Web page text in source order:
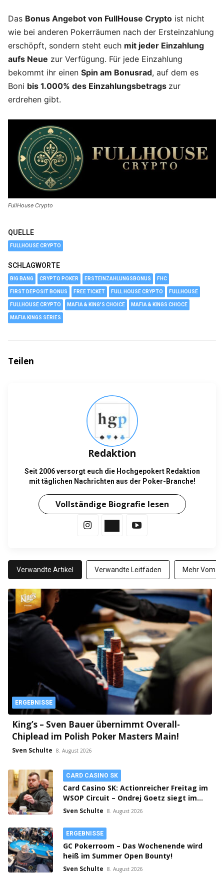
Das Bonus Angebot von FullHouse Crypto ist nicht
wie bei anderen Pokerräumen nach der Ersteinzahlung
erschöpft, sondern steht euch mit jeder Einzahlung
aufs Neue zur Verfügung. Für jede Einzahlung
bekommt ihr einen Spin am Bonusrad, auf dem es
Boni bis 1.000% des Einzahlungsbetrags zur
erdrehen gibt.
FullHouse Crypto
QUELLE
FULLHOUSE CRYPTO
SCHLAGWORTE
BIG BANG CRYPTO POKER ERSTEINZAHLUNGSBONUS FHC
FIRST DEPOSIT BONUS FREE TICKET FULL HOUSE CRYPTO FULLHOUSE
FULLHOUSE CRYPTO MAFIA & KING'S CHOICE MAFIA & KINGS CHIOCE
MAFIA KINGS SERIES
Teilen
Redaktion
Seit 2006 versorgt euch die Hochgepokert Redaktion
mit täglichen Nachrichten aus der Poker-Branche!
Vollständige Biografie lesen
Verwandte Artikel Verwandte Leitfäden Mehr Vom
ERGEBNISSE
King’s – Sven Bauer übernimmt Overall-
Chiplead im Polish Poker Masters Main!
Sven Schulte 8. August 2026
CARD CASINO SK
Card Casino SK: Actionreicher Freitag im
WSOP Circuit – Ondrej Goetz siegt im
PLO!
Sven Schulte 8. August 2026
ERGEBNISSE
GC Pokerroom – Das Wochenende wird
heiß im Summer Open Bounty!
Sven Schulte 8. August 2026